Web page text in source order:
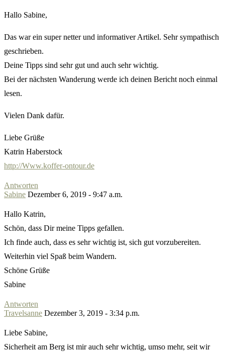
Hallo Sabine,
Das war ein super netter und informativer Artikel. Sehr sympathisch
geschrieben.
Deine Tipps sind sehr gut und auch sehr wichtig.
Bei der nächsten Wanderung werde ich deinen Bericht noch einmal
lesen.
Vielen Dank dafür.
Liebe Grüße
Katrin Haberstock
http://Www.koffer-ontour.de
Antworten
Sabine Dezember 6, 2019 - 9:47 a.m.
Hallo Katrin,
Schön, dass Dir meine Tipps gefallen.
Ich finde auch, dass es sehr wichtig ist, sich gut vorzubereiten.
Weiterhin viel Spaß beim Wandern.
Schöne Grüße
Sabine
Antworten
Travelsanne Dezember 3, 2019 - 3:34 p.m.
Liebe Sabine,
Sicherheit am Berg ist mir auch sehr wichtig, umso mehr, seit wir